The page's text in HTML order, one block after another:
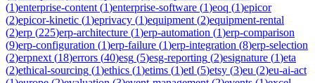
(1)enterprise-content (1)enterprise-software (1)eoq (1)epicor
(2)epicor-kinetic (1)eprivacy (1)equipment (2)equipment-rental
(2)erp (225)erp-architecture (1)erp-automation (1)erp-comparison
(9)erp-configuration (1)erp-failure (1)erp-integration (8)erp-selection
(2)erpnext (18)errors (40)esg (5)esg-reporting (2)esignature (1)eta
(2)ethical-sourcing (1)ethics (1)etims (1)etl (5)etsy (3)eu (2)eu-ai-act